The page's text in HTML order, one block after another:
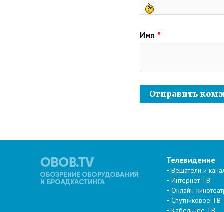
Имя *
Телевидение
Вещатели и
Интернет ТВ
Онлайн-
Спутниковое ТВ
Кабельное ТВ